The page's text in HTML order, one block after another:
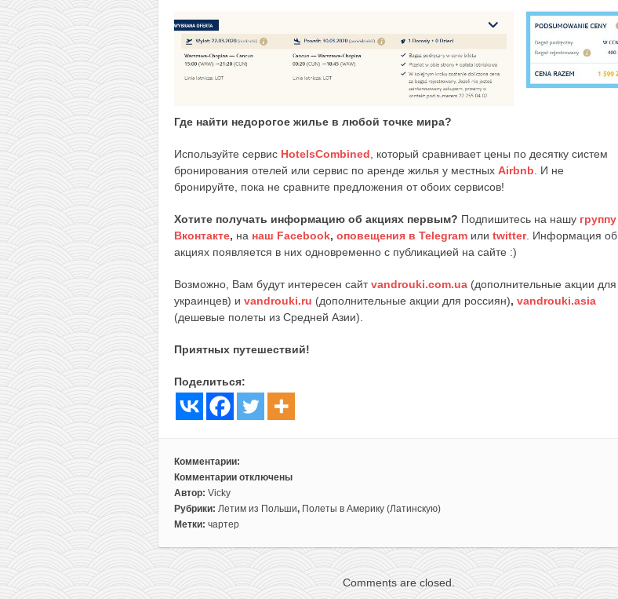
Где найти недорогое жилье в любой точке мира?
Используйте сервис HotelsCombined , который сравнивает цены по десятку систем
бронирования отелей или сервис по аренде жилья у местных Airbnb . И не
бронируйте, пока не сравните предложения от обоих сервисов!
Хотите получать информацию об акциях первым? Подпишитесь на нашу группу
Вконтакте, на наш Facebook, оповещения в Telegram или twitter. Информация об
акциях появляется в них одновременно с публикацией на сайте :)
Возможно, Вам будут интересен сайтvandrouki.com.ua (дополнительные акции для
украинцев) и vandrouki.ru (дополнительные акции для россиян), vandrouki.asia
(дешевые полеты из Средней Азии).
Приятных путешествий!
Поделиться:
Комментарии:
Комментарии
к
записи
Горящие
Варшавы
отключены
Автор: Vicky
Рубрики: Летим из Польши, Полеты в Америку (Латинскую)
Метки: чартер
Comments are closed.